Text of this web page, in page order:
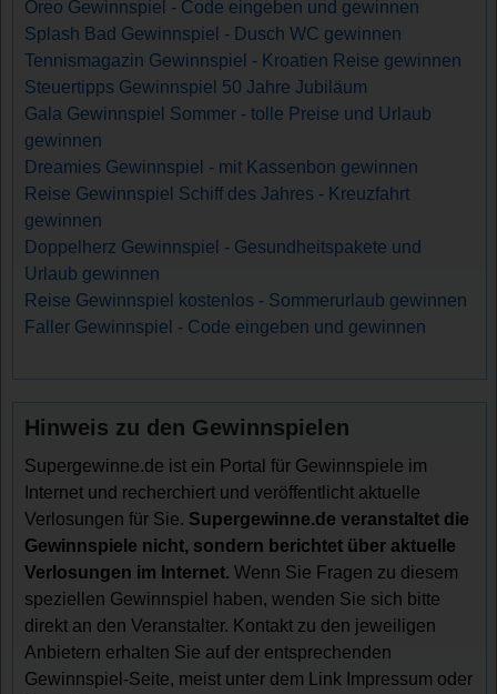
Oreo Gewinnspiel - Code eingeben und gewinnen
Splash Bad Gewinnspiel - Dusch WC gewinnen
Tennismagazin Gewinnspiel - Kroatien Reise gewinnen
Steuertipps Gewinnspiel 50 Jahre Jubiläum
Gala Gewinnspiel Sommer - tolle Preise und Urlaub
gewinnen
Dreamies Gewinnspiel - mit Kassenbon gewinnen
Reise Gewinnspiel Schiff des Jahres - Kreuzfahrt
gewinnen
Doppelherz Gewinnspiel - Gesundheitspakete und
Urlaub gewinnen
Reise Gewinnspiel kostenlos - Sommerurlaub gewinnen
Faller Gewinnspiel - Code eingeben und gewinnen
Hinweis zu den Gewinnspielen
Supergewinne.de ist ein Portal für Gewinnspiele im
Internet und recherchiert und veröffentlicht aktuelle
Verlosungen für Sie. Supergewinne.de veranstaltet die
Gewinnspiele nicht, sondern berichtet über aktuelle
Verlosungen im Internet. Wenn Sie Fragen zu diesem
speziellen Gewinnspiel haben, wenden Sie sich bitte
direkt an den Veranstalter. Kontakt zu den jeweiligen
Anbietern erhalten Sie auf der entsprechenden
Gewinnspiel-Seite, meist unter dem Link Impressum oder